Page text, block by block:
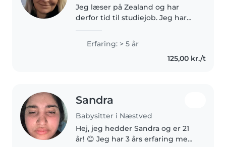
Jeg læser på Zealand og har
derfor tid til studiejob. Jeg har
bonussønner på 14 og 16. Har
arbejdet i
vuggestue/børnehave/skole og
Erfaring: > 5 år
125,00 kr./t
Sandra
Babysitter i Næstved
Hej, jeg hedder Sandra og er 21
år! 😊 Jeg har 3 års erfaring med